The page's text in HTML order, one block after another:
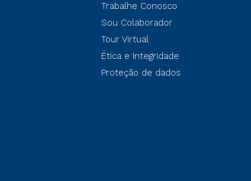
Trabalhe Conosco
Sou Colaborador
Tour Virtual
Ética e Integridade
Proteção de dados